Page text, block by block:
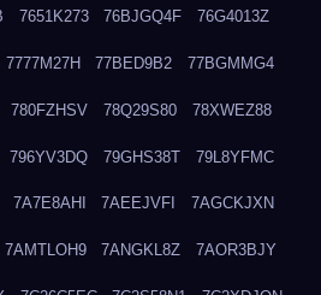
7651K273 76BJGQ4F 76G4013Z
7777M27H 77BED9B2 77BGMMG4
780FZHSV 78Q29S80 78XWEZ88
796YV3DQ 79GHS38T 79L8YFMC
7A7E8AHI 7AEEJVFI 7AGCKJXN
7AMTLOH9 7ANGKL8Z 7AOR3BJY